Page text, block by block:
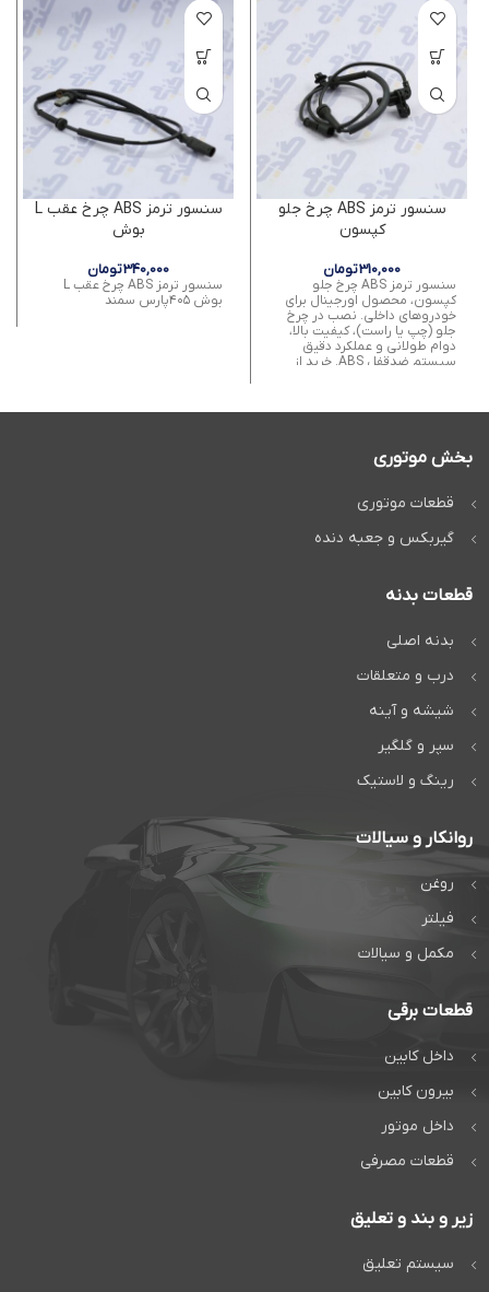
سنسور ترمز ABS چرخ جلو
کپسون
310,000تومان
سنسور ترمز ABS چرخ جلو
کپسون، محصول اورجینال برای
خودروهای داخلی. نصب در چرخ
جلو (چپ یا راست)، کیفیت بالا،
دوام طولانی و عملکرد دقیق
سیستم ضدقفل ABS. خرید از
سنسور ترمز ABS چرخ عقب L
بوش
340,000تومان
سنسور ترمز ABS چرخ عقب L
بوش ۴۰۵پارس سمند
بخش موتوری
قطعات موتوری
گیربکس و جعبه دنده
قطعات بدنه
بدنه اصلی
درب و متعلقات
شیشه و آینه
سپر و گلگیر
رینگ و لاستیک
روانکار و سیالات
روغن
فیلتر
مکمل و سیالات
قطعات برقی
داخل کابین
بیرون کابین
داخل موتور
قطعات مصرفی
زیر و بند و تعلیق
سیستم تعلیق